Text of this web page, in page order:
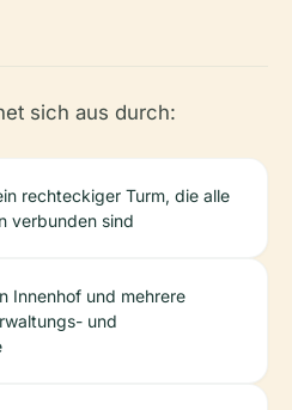
sich aus durch:
rechteckiger Turm, die alle
verbunden sind
Innenhof und mehrere
und